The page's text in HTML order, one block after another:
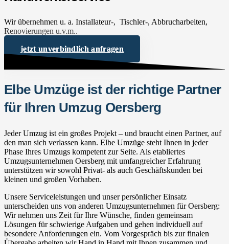
Wir übernehmen u. a. Installateur-, Tischler-, Abbrucharbeiten,
Renovierungen u.v.m..
jetzt unverbindlich anfragen
Elbe Umzüge ist der richtige Partner
für Ihren Umzug Oersberg
Jeder Umzug ist ein großes Projekt – und braucht einen Partner, auf
den man sich verlassen kann. Elbe Umzüge steht Ihnen in jeder
Phase Ihres Umzugs kompetent zur Seite. Als etabliertes
Umzugsunternehmen Oersberg mit umfangreicher Erfahrung
unterstützen wir sowohl Privat- als auch Geschäftskunden bei
kleinen und großen Vorhaben.
Unsere Serviceleistungen und unser persönlicher Einsatz
unterscheiden uns von anderen Umzugsunternehmen für Oersberg:
Wir nehmen uns Zeit für Ihre Wünsche, finden gemeinsam
Lösungen für schwierige Aufgaben und gehen individuell auf
besondere Anforderungen ein. Vom Vorgespräch bis zur finalen